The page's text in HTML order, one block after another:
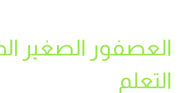
العصفور الصغير
التعلم